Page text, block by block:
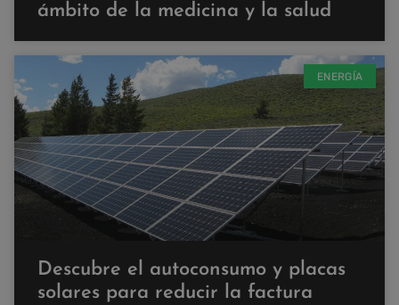
ámbito de la medicina y la salud
ENERGÍA
Descubre el autoconsumo y placas
solares para reducir la factura